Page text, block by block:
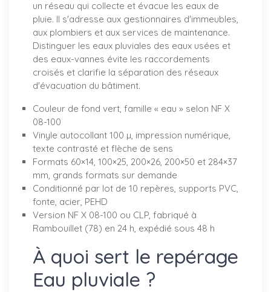
un réseau qui collecte et évacue les eaux de
pluie. Il s'adresse aux gestionnaires d'immeubles,
aux plombiers et aux services de maintenance.
Distinguer les eaux pluviales des eaux usées et
des eaux-vannes évite les raccordements
croisés et clarifie la séparation des réseaux
d'évacuation du bâtiment.
Couleur de fond vert, famille « eau » selon NF X
08-100
Vinyle autocollant 100 µ, impression numérique,
texte contrasté et flèche de sens
Formats 60×14, 100×25, 200×26, 200×50 et 284×37
mm, grands formats sur demande
Conditionné par lot de 10 repères, supports PVC,
fonte, acier, PEHD
Version NF X 08-100 ou CLP, fabriqué à
Rambouillet (78) en 24 h, expédié sous 48 h
À quoi sert le repérage
Eau pluviale ?